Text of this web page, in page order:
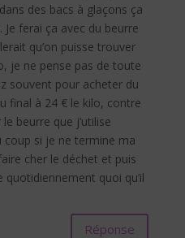
des bacs à glaçons ça
ferai ça avec du beurre
qu’on puisse trouver
je ne pense pas de toute
souvent pour acheter du
final à 24 € le kilo, contre
beurre que j’utilise
si je ne termine ma
cher le déchet et puis
quotidiennement quoi qu’il
Réponse